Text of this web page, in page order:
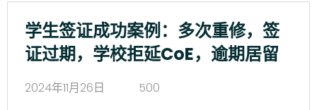
学生签证成功案例：多次重修，签
证过期，学校拒延CoE，逾期居留
2024年11月26日
500